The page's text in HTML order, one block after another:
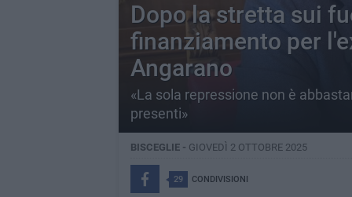
Dopo la stretta sui
finanziamento per
Angarano
«La sola repressione non è
presenti»
BISCEGLIE - GIOVEDÌ 2 OTTOBRE 2025
29 CONDIVISIONI